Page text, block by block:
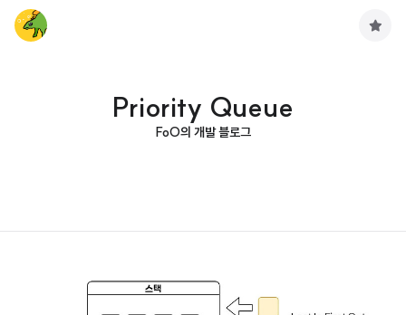
Priority Queue
FoO의 개발 블로그
구